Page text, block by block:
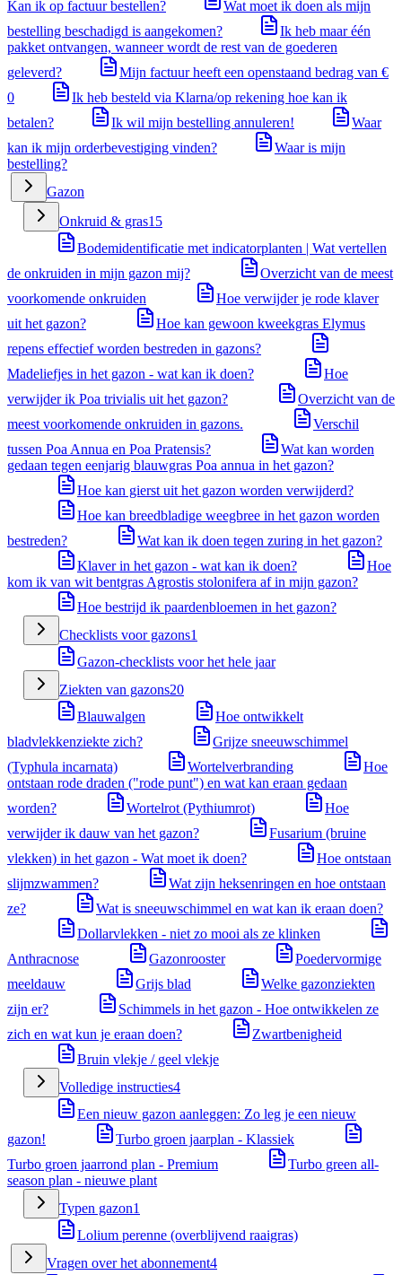
Kan ik op factuur bestellen?
Wat moet ik doen als mijn
bestelling beschadigd is aangekomen?
Ik heb maar één
pakket ontvangen, wanneer wordt de rest van de goederen
geleverd?
Mijn factuur heeft een openstaand bedrag van €
0
Ik heb besteld via Klarna/op rekening hoe kan ik
betalen?
Ik wil mijn bestelling annuleren!
Waar
kan ik mijn orderbevestiging vinden?
Waar is mijn
bestelling?
Gazon
Onkruid & gras15
Bodemidentificatie met indicatorplanten | Wat vertellen
de onkruiden in mijn gazon mij?
Overzicht van de meest
voorkomende onkruiden
Hoe verwijder je rode klaver
uit het gazon?
Hoe kan gewoon kweekgras Elymus
repens effectief worden bestreden in gazons?
Madeliefjes in het gazon - wat kan ik doen?
Hoe
verwijder ik Poa trivialis uit het gazon?
Overzicht van de
meest voorkomende onkruiden in gazons.
Verschil
tussen Poa Annua en Poa Pratensis?
Wat kan worden
gedaan tegen eenjarig blauwgras Poa annua in het gazon?
Hoe kan gierst uit het gazon worden verwijderd?
Hoe kan breedbladige weegbree in het gazon worden
bestreden?
Wat kan ik doen tegen zuring in het gazon?
Klaver in het gazon - wat kan ik doen?
Hoe
kom ik van wit bentgras Agrostis stolonifera af in mijn gazon?
Hoe bestrijd ik paardenbloemen in het gazon?
Checklists voor gazons1
Gazon-checklists voor het hele jaar
Ziekten van gazons20
Blauwalgen
Hoe ontwikkelt
bladvlekkenziekte zich?
Grijze sneeuwschimmel
(Typhula incarnata)
Wortelverbranding
Hoe
ontstaan rode draden ("rode punt") en wat kan eraan gedaan
worden?
Wortelrot (Pythiumrot)
Hoe
verwijder ik dauw van het gazon?
Fusarium (bruine
vlekken) in het gazon - Wat moet ik doen?
Hoe ontstaan
slijmzwammen?
Wat zijn heksenringen en hoe ontstaan
ze?
Wat is sneeuwschimmel en wat kan ik eraan doen?
Dollarvlekken - niet zo mooi als ze klinken
Anthracnose
Gazonrooster
Poedervormige
meeldauw
Grijs blad
Welke gazonziekten
zijn er?
Schimmels in het gazon - Hoe ontwikkelen ze
zich en wat kun je eraan doen?
Zwartbenigheid
Bruin vlekje / geel vlekje
Volledige instructies4
Een nieuw gazon aanleggen: Zo leg je een nieuw
gazon!
Turbo groen jaarplan - Klassiek
Turbo groen jaarrond plan - Premium
Turbo green all-
season plan - nieuwe plant
Typen gazon1
Lolium perenne (overblijvend raaigras)
Vragen over het abonnement4